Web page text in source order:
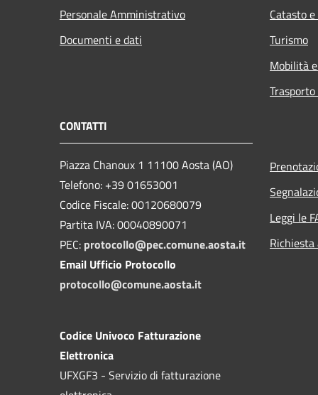
Personale Amministrativo
Documenti e dati
Catasto
Turismo
Mobilità
CONTATTI
Piazza Chanoux 1 11100 Aosta (AO)
Telefono: +39 01653001
Codice Fiscale: 00120680079
Partita IVA: 00040890071
PEC: protocollo@pec.comune.aosta.it
Email Ufficio Protocollo
protocollo@comune.aosta.it
Codice Univoco Fatturazione
Elettronica
UFXGF3 - Servizio di fatturazione
Leggi le